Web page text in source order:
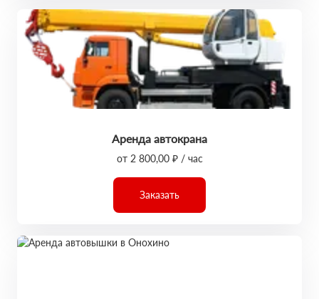
Аренда автокрана
от 2 800,00 ₽ / час
Заказать